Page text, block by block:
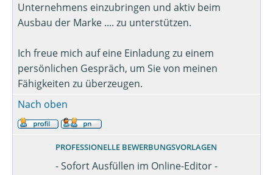
Unternehmens einzubringen und aktiv beim
Ausbau der Marke .... zu unterstützen.
Ich freue mich auf eine Einladung zu einem
persönlichen Gespräch, um Sie von meinen
Fähigkeiten zu überzeugen.
Nach oben
PROFESSIONELLE BEWERBUNGSVORLAGEN
- Sofort Ausfüllen im Online-Editor -